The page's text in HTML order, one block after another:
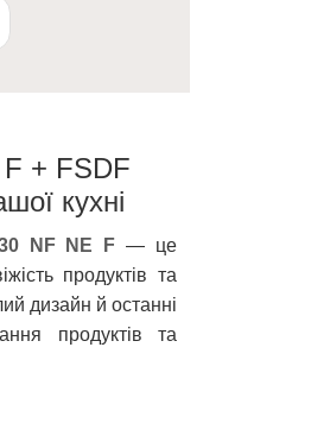
+ FSDF
кухні
NF NE F — це
продуктів та
дизайн й останні
продуктів та